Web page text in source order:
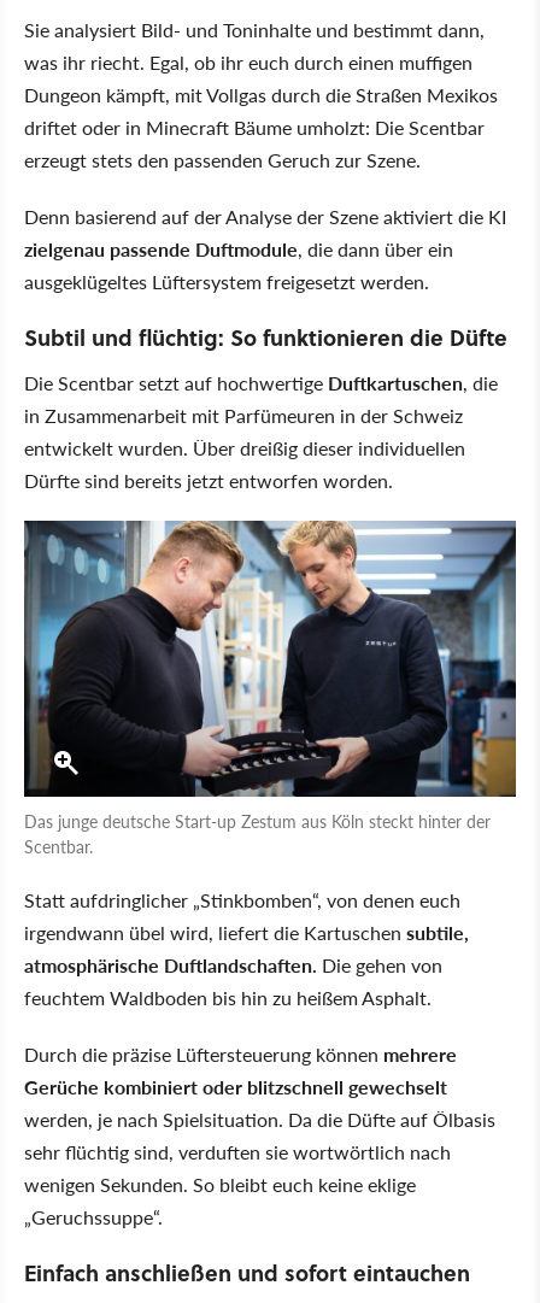
Sie analysiert Bild- und Toninhalte und bestimmt dann,
was ihr riecht. Egal, ob ihr euch durch einen muffigen
Dungeon kämpft, mit Vollgas durch die Straßen Mexikos
driftet oder in Minecraft Bäume umholzt: Die Scentbar
erzeugt stets den passenden Geruch zur Szene.
Denn basierend auf der Analyse der Szene aktiviert die KI
zielgenau passende Duftmodule, die dann über ein
ausgeklügeltes Lüftersystem freigesetzt werden.
Subtil und flüchtig: So funktionieren die Düfte
Die Scentbar setzt auf hochwertige Duftkartuschen, die
in Zusammenarbeit mit Parfümeuren in der Schweiz
entwickelt wurden. Über dreißig dieser individuellen
Dürfte sind bereits jetzt entworfen worden.
Das junge deutsche Start-up Zestum aus Köln steckt hinter der
Scentbar.
Statt aufdringlicher „Stinkbomben“, von denen euch
irgendwann übel wird, liefert die Kartuschen subtile,
atmosphärische Duftlandschaften. Die gehen von
feuchtem Waldboden bis hin zu heißem Asphalt.
Durch die präzise Lüftersteuerung können mehrere
Gerüche kombiniert oder blitzschnell gewechselt
werden, je nach Spielsituation. Da die Düfte auf Ölbasis
sehr flüchtig sind, verduften sie wortwörtlich nach
wenigen Sekunden. So bleibt euch keine eklige
„Geruchssuppe“.
Einfach anschließen und sofort eintauchen